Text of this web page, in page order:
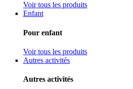
Voir tous les produits
Enfant
Pour enfant
Voir tous les produits
Autres activités
Autres activités